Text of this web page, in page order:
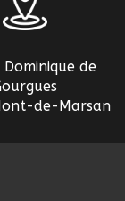
de
de-Marsan